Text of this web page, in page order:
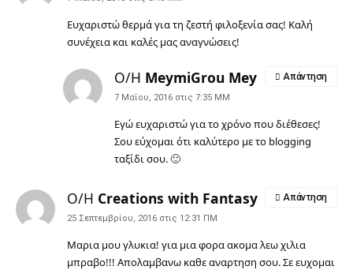
Ευχαριστώ θερμά για τη ζεστή φιλοξενία σας! Καλή
συνέχεια και καλές μας αναγνώσεις!
Ο/Η MeymiGrou Mey
7 Μαΐου, 2016 στις 7:35 ΜΜ
Εγώ ευχαριστώ για το χρόνο που διέθεσες!
Σου εύχομαι ότι καλύτερο με το blogging
ταξίδι σου. 🙂
Απάντηση
Ο/Η Creations with Fantasy
25 Σεπτεμβρίου, 2016 στις 12:31 ΠΜ
Μαρια μου γλυκια! για μια φορα ακομα λεω χιλια
μπραβο!!! Απολαμβανω καθε αναρτηση σου. Σε ευχομαι
Απάντηση